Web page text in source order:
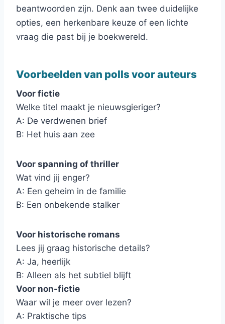
beantwoorden zijn. Denk aan twee duidelijke
opties, een herkenbare keuze of een lichte
vraag die past bij je boekwereld.
Voorbeelden van polls voor auteurs
Voor fictie
Welke titel maakt je nieuwsgieriger?
A: De verdwenen brief
B: Het huis aan zee
Voor spanning of thriller
Wat vind jij enger?
A: Een geheim in de familie
B: Een onbekende stalker
Voor historische romans
Lees jij graag historische details?
A: Ja, heerlijk
B: Alleen als het subtiel blijft
Voor non-fictie
Waar wil je meer over lezen?
A: Praktische tips